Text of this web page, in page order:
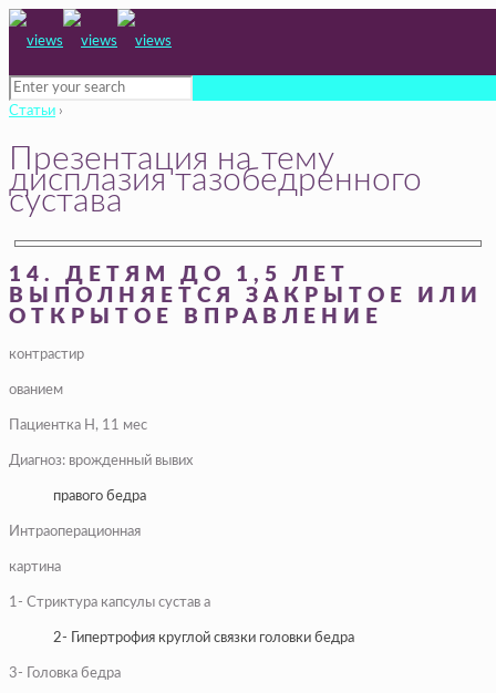
Статьи ›
Презентация на тему
дисплазия тазобедренного
сустава
14. ДЕТЯМ ДО 1,5 ЛЕТ
ВЫПОЛНЯЕТСЯ ЗАКРЫТОЕ ИЛИ
ОТКРЫТОЕ ВПРАВЛЕНИЕ
контрастир
ованием
Пациентка Н, 11 мес
Диагноз: врожденный вывих
правого бедра
Интраоперационная
картина
1- Стриктура капсулы сустав а
2- Гипертрофия круглой связки головки бедра
3- Головка бедра